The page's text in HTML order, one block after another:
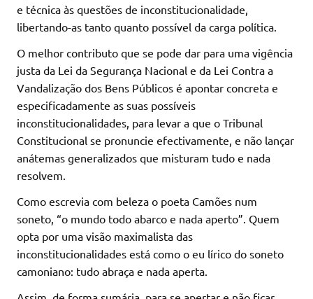
e técnica às questões de inconstitucionalidade,
libertando-as tanto quanto possível da carga política.
O melhor contributo que se pode dar para uma vigência
justa da Lei da Segurança Nacional e da Lei Contra a
Vandalização dos Bens Públicos é apontar concreta e
especificadamente as suas possíveis
inconstitucionalidades, para levar a que o Tribunal
Constitucional se pronuncie efectivamente, e não lançar
anátemas generalizados que misturam tudo e nada
resolvem.
Como escrevia com beleza o poeta Camões num
soneto, “o mundo todo abarco e nada aperto”. Quem
opta por uma visão maximalista das
inconstitucionalidades está como o eu lírico do soneto
camoniano: tudo abraça e nada aperta.